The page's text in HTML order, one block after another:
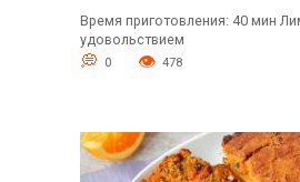
Время приготовления: 40 мин
удовольствием
0 478